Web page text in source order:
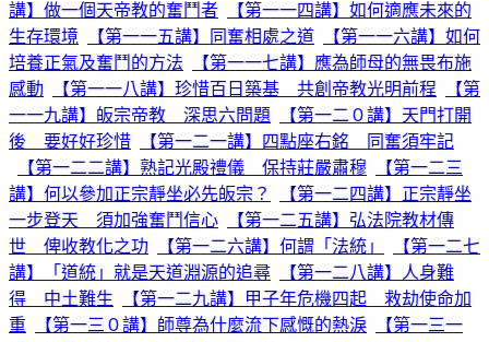
講】做一個天帝教的奮鬥者
【第一一四講】如何適應未來的
生存環境
【第一一五講】同奮相處之道
【第一一六講】如何
培養正氣及奮鬥的方法
【第一一七講】應為師母的無畏布施
感動
【第一一八講】珍惜百日築基 共創帝教光明前程
【第
一一九講】皈宗帝教 深思六問題
【第一二０講】天門打開
後 要好好珍惜
【第一二一講】四點座右銘 同奮須牢記
【第一二二講】熟記光殿禮儀 保持莊嚴肅穆
【第一二三
講】何以參加正宗靜坐必先皈宗？
【第一二四講】正宗靜坐
一步登天 須加強奮鬥信心
【第一二五講】弘法院教材傳
世 俾收教化之功
【第一二六講】何謂「法統」
【第一二七
講】「道統」就是天道淵源的追尋
【第一二八講】人身難
得 中土難生
【第一二九講】甲子年危機四起 救劫使命加
重
【第一三０講】師尊為什麼流下感慨的熱淚
【第一三一